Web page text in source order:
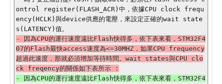
ontrol register(FLASH_ACR)中，依據CPU clock frequ
ency(HCLK)與device供應的電壓，來設定正確的wait state
- 因為CPU的運行速度遠比Flash快得多，依下表來看，STM32F4
07的Flash最快access速度為<=30MHZ，如果CPU frequency
超過此速度，那就必須增加等待時間。wait states與CPU clo
- 因為CPU的運行速度遠比Flash快得多，依下表來看，STM32F4